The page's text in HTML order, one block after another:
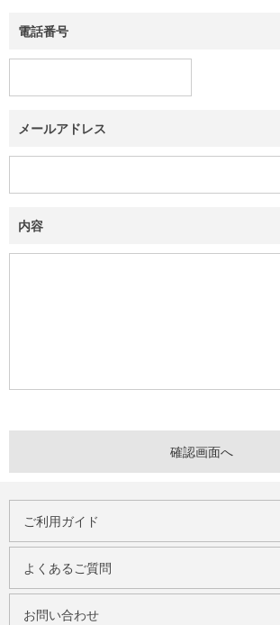
電話番号
メールアドレス
内容
ご利用ガイド
よくあるご質問
お問い合わせ